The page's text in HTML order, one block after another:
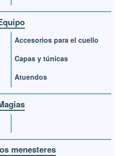
Accesorios para el cuello
Capas y túnicas
Atuendos
menesteres